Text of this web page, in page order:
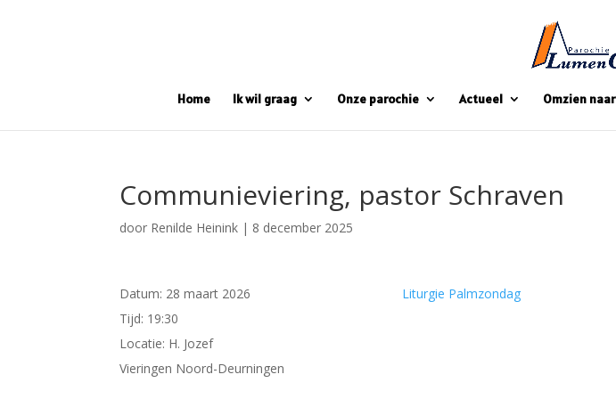
Home Ik wil graag Onze parochie Actueel Omzien naar
Communieviering, pastor Schraven
door Renilde Heinink | 8 december 2025
Datum: 28 maart 2026
Tijd: 19:30
Locatie: H. Jozef
Vieringen Noord-Deurningen
Liturgie Palmzondag